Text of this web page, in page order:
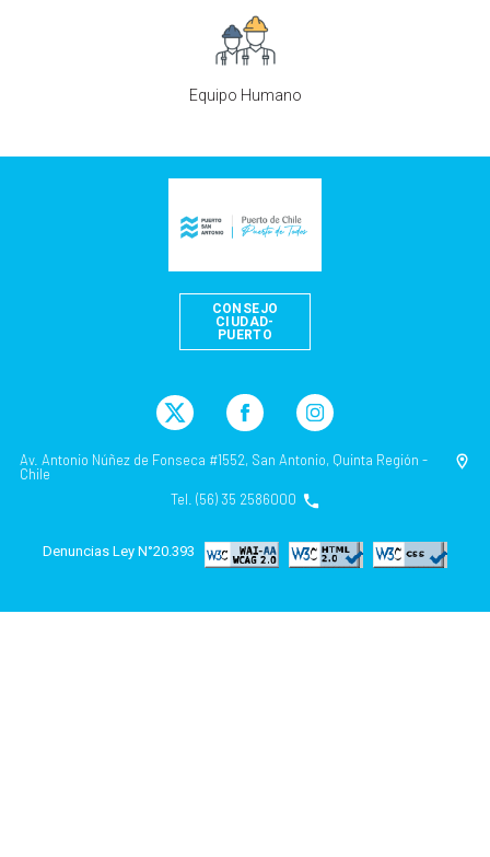
Equipo Humano
CONSEJO
CIUDAD-
PUERTO
Av. Antonio Núñez de Fonseca #1552, San Antonio, Quinta Región -
Chile
Tel. (56) 35 2586000
Denuncias Ley N°20.393